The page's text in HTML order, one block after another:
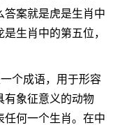
答案就是虎是生肖中
生肖中的第五位，
个成语，用于形容
有象征意义的动物
何一个生肖。在中